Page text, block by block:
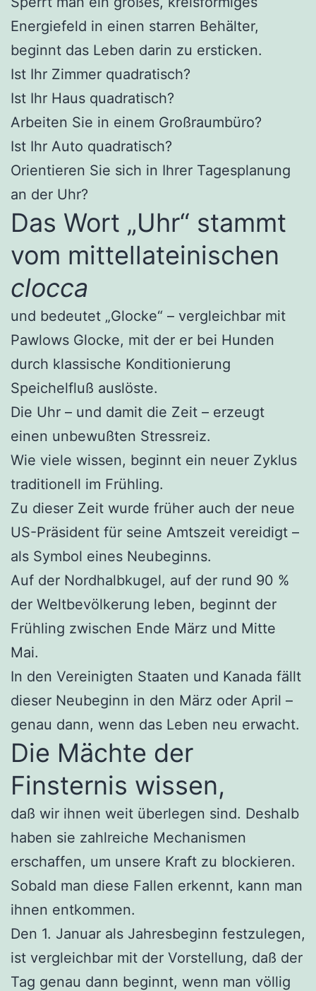
Energiefeld in einen starren Behälter,
beginnt das Leben darin zu ersticken.
Ist Ihr Zimmer quadratisch?
Ist Ihr Haus quadratisch?
Arbeiten Sie in einem Großraumbüro?
Ist Ihr Auto quadratisch?
Orientieren Sie sich in Ihrer Tagesplanung
an der Uhr?
Das Wort „Uhr“ stammt
vom mittellateinischen
clocca
und bedeutet „Glocke“ – vergleichbar mit
Pawlows Glocke, mit der er bei Hunden
durch klassische Konditionierung
Speichelfluß auslöste.
Die Uhr – und damit die Zeit – erzeugt
einen unbewußten Stressreiz.
Wie viele wissen, beginnt ein neuer Zyklus
traditionell im Frühling.
Zu dieser Zeit wurde früher auch der neue
US-Präsident für seine Amtszeit vereidigt –
als Symbol eines Neubeginns.
Auf der Nordhalbkugel, auf der rund 90 %
der Weltbevölkerung leben, beginnt der
Frühling zwischen Ende März und Mitte
Mai.
In den Vereinigten Staaten und Kanada fällt
dieser Neubeginn in den März oder April –
genau dann, wenn das Leben neu erwacht.
Die Mächte der
Finsternis wissen,
daß wir ihnen weit überlegen sind. Deshalb
haben sie zahlreiche Mechanismen
erschaffen, um unsere Kraft zu blockieren.
Sobald man diese Fallen erkennt, kann man
ihnen entkommen.
Den 1. Januar als Jahresbeginn festzulegen,
ist vergleichbar mit der Vorstellung, daß der
Tag genau dann beginnt, wenn man völlig